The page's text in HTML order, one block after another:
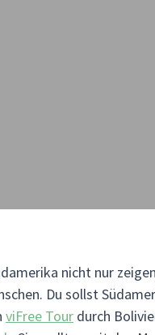
nicht nur
Du sollst
viFree Tour durch